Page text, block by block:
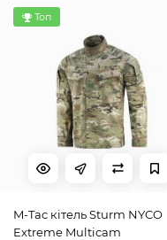
Топ
M-Tac кітель Sturm NYCO
Extreme Multicam